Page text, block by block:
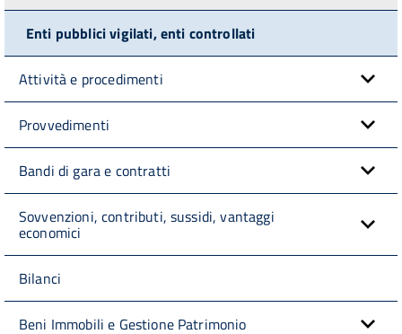
Enti pubblici vigilati, enti controllati
Attività e procedimenti
Provvedimenti
Bandi di gara e contratti
Sovvenzioni, contributi, sussidi, vantaggi
economici
Bilanci
Beni Immobili e Gestione Patrimonio